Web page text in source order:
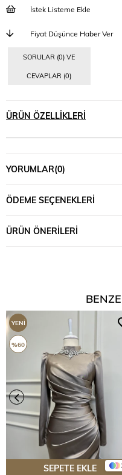
İstek Listeme Ekle
Fiyat Düşünce Haber Ver
SORULAR (0) VE
CEVAPLAR (0)
ÜRÜN ÖZELLIKLERI
YORUMLAR(0)
ÖDEME SEÇENEKLERI
ÜRÜN ÖNERILERI
SEPETE EKLE
YENI
ÜRÜN
%60